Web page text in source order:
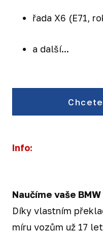
řada X6 (E71,
a další...
Info:
Naučíme vaše
Díky vlastním
míru vozům už 17